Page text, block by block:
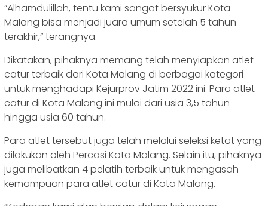
“Alhamdulillah, tentu kami sangat bersyukur Kota
Malang bisa menjadi juara umum setelah 5 tahun
terakhir,” terangnya.
Dikatakan, pihaknya memang telah menyiapkan atlet
catur terbaik dari Kota Malang di berbagai kategori
untuk menghadapi Kejurprov Jatim 2022 ini. Para atlet
catur di Kota Malang ini mulai dari usia 3,5 tahun
hingga usia 60 tahun.
Para atlet tersebut juga telah melalui seleksi ketat yang
dilakukan oleh Percasi Kota Malang. Selain itu, pihaknya
juga melibatkan 4 pelatih terbaik untuk mengasah
kemampuan para atlet catur di Kota Malang.